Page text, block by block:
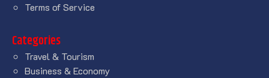
Terms of Service
Categories
Travel & Tourism
Business & Economy